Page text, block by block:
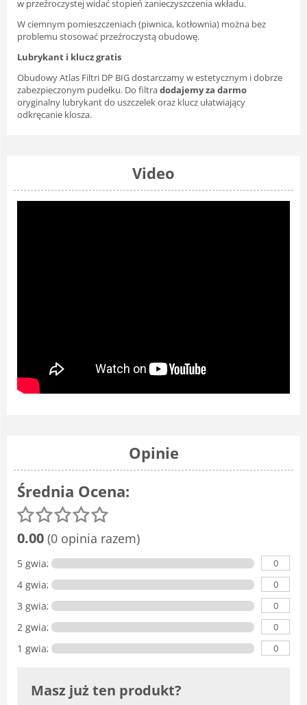
w przeźroczystej widać stopień zanieczyszczenia wkładu.
W ciemnym pomieszczeniach (piwnica, kotłownia) można bez
problemu stosować przeźroczystą obudowę.
Lubrykant i klucz gratis
Obudowy Atlas Filtri DP BIG dostarczamy w estetycznym i dobrze
zabezpieczonym pudełku. Do filtradodajemy za darmo
oryginalny lubrykant do uszczelek oraz klucz ułatwiający
odkręcanie klosza.
Video
Opinie
Średnia Ocena:
0.00 (0 opinia razem)
5 gwiazdka 0
4 gwiazdki 0
3 gwiazdki 0
2 gwiazdki 0
1 gwiazdka 0
Masz już ten produkt?